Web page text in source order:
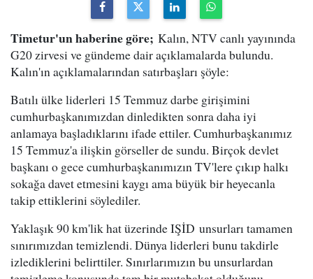
Timetur'un haberine göre; Kalın, NTV canlı yayınında
G20 zirvesi ve gündeme dair açıklamalarda bulundu.
Kalın'ın açıklamalarından satırbaşları şöyle:
Batılı ülke liderleri 15 Temmuz darbe girişimini
cumhurbaşkanımızdan dinledikten sonra daha iyi
anlamaya başladıklarını ifade ettiler. Cumhurbaşkanımız
15 Temmuz'a ilişkin görseller de sundu. Birçok devlet
başkanı o gece cumhurbaşkanımızın TV'lere çıkıp halkı
sokağa davet etmesini kaygı ama büyük bir heyecanla
takip ettiklerini söylediler.
Yaklaşık 90 km'lik hat üzerinde IŞİD unsurları tamamen
sınırımızdan temizlendi. Dünya liderleri bunu takdirle
izlediklerini belirttiler. Sınırlarımızın bu unsurlardan